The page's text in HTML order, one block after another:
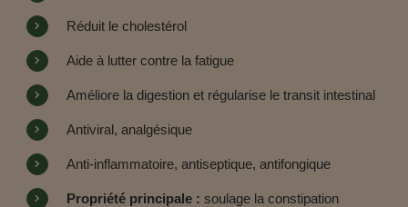
Réduit le cholestérol
Aide à lutter contre la fatigue
Améliore la digestion et régularise le transit intestinal
Antiviral, analgésique
Anti-inflammatoire, antiseptique, antifongique
Propriété principale : soulage la constipation